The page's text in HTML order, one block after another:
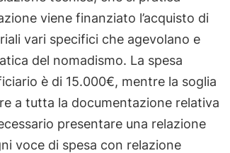
viene finanziato l’acquisto di
vari specifici che agevolano e
del nomadismo. La spesa
è di 15.000€, mentre la soglia
a tutta la documentazione relativa
presentare una relazione
voce di spesa con relazione